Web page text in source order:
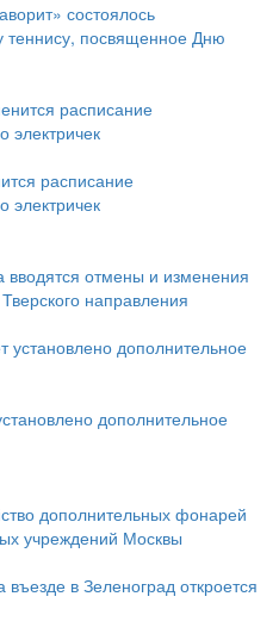
состоялось
теннису, посвященное Дню
расписание
электричек
отмены и изменения
направления
дополнительное
дополнительных фонарей
учреждений Москвы